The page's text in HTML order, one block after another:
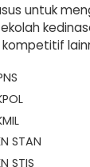
untuk
STAN
STIS